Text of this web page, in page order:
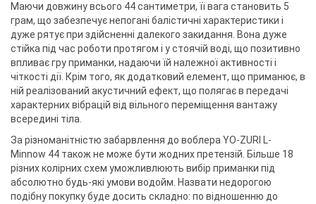
Маючи довжину всього 44 сантиметри, її вага становить 5
грам, що забезпечує непогані балістичні характеристики і
дуже рятує при здійсненні далекого закидання. Вона дуже
стійка під час роботи протягом і у стоячій воді, що позитивно
впливає гру приманки, надаючи їй належної активності і
чіткості дії. Крім того, як додатковий елемент, що приманює, в
ній реалізований акустичний ефект, що полягає в передачі
характерних вібрацій від вільного переміщення вантажу
всередині тіла.
За різноманітністю забарвлення до воблера YO-ZURI L-
Minnow 44 також не може бути жодних претензій. Більше 18
різних колірних схем уможливлюють вибір приманки під
абсолютно будь-які умови водойм. Назвати недорогою
подібну покупку буде досить складно: по відношенню до